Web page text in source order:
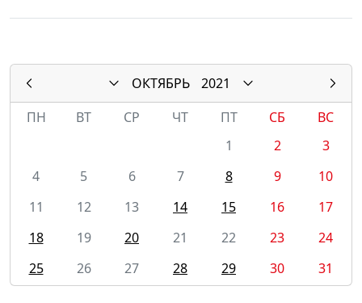
ОКТЯБРЬ
2021
ПН
ВТ СР ЧТ ПТ СБ
ВС
1
2
3
4
5 6 7 8 9
10
11
12 13 14 15 16
17
18
19 20 21 22 23
24
25
26 27 28 29 30 31